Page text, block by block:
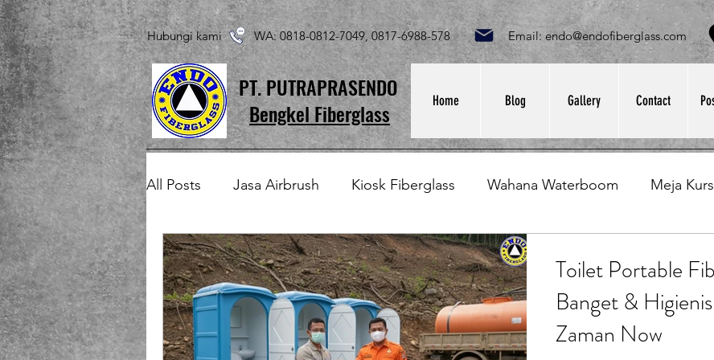
Hubungi kami WA: 0818-0812-7049, 0817-6988-578 Email:endo@endofiberglass.com
Bengkel Fiberglass
PT. PUTRAPRASENDO Home Blog Gallery Contact
All Posts Jasa Airbrush Kiosk Fiberglass Wahana Waterboom Meja
Produk Fiberglass Custom Bak Fiberglass Sirkus Waterplay
Patung Fiberglass Tempat Sampah Fiberglass Lining Fiberglass Ilmu
Toilet Portable
Banget &
Zaman Now